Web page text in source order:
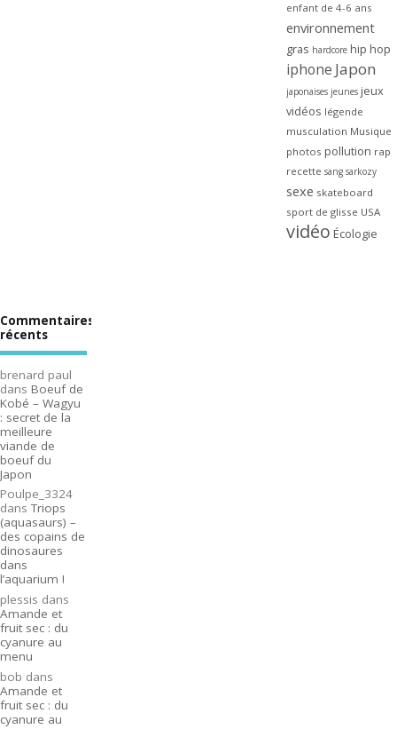
enfant de 4-6 ans
environnement
gras hardcore hip hop
iphone Japon
japonaises jeunes jeux
vidéos légende
musculation Musique
photos pollution rap
recette sang sarkozy
sexe skateboard
sport de glisse USA
vidéo Écologie
Commentaires
récents
brenard paul
dans Boeuf de
Kobé – Wagyu
: secret de la
meilleure
viande de
boeuf du
Japon
Poulpe_3324
dansTriops
(aquasaurs) –
des copains de
dinosaures
dans
l’aquarium !
plessis dans
Amande et
fruit sec : du
cyanure au
menu
bob dans
Amande et
fruit sec : du
cyanure au